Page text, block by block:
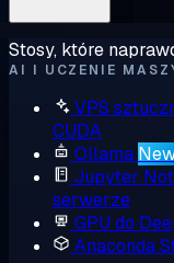
Stosy, które
AI I UCZENIE
VPS
CUDA
Ollama
Jupyter
serwerze
GPU do
Anaconda